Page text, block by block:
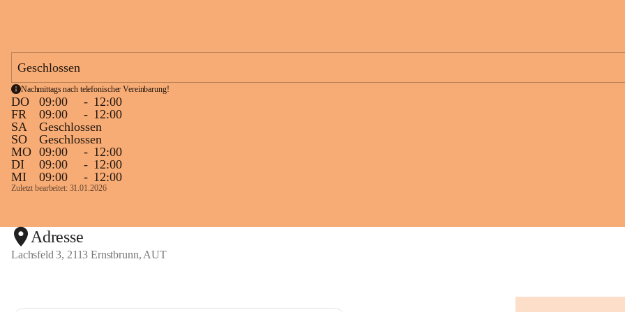
Geschlossen
Nachmittags nach telefonischer Vereinbarung!
DO 09:00 - 12:00
FR
09:00 - 12:00
SA
Geschlossen
SO
Geschlossen
MO 09:00 - 12:00
DI
09:00 - 12:00
MI
09:00 - 12:00
Zuletzt bearbeitet: 31.01.2026
Adresse
Lachsfeld 3, 2113 Ernstbrunn, AUT